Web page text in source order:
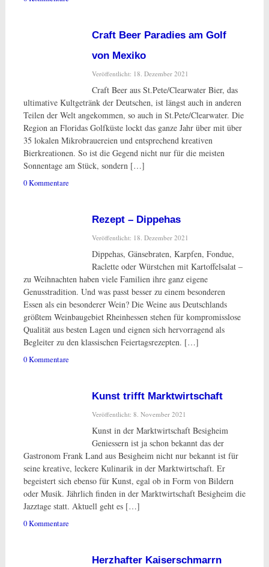
Craft Beer Paradies am Golf
von Mexiko
Veröffentlicht: 18. Dezember 2021
Craft Beer aus St.Pete/Clearwater Bier, das
ultimative Kultgetränk der Deutschen, ist längst auch in anderen
Teilen der Welt angekommen, so auch in St.Pete/Clearwater. Die
Region an Floridas Golfküste lockt das ganze Jahr über mit über
35 lokalen Mikrobrauereien und entsprechend kreativen
Bierkreationen. So ist die Gegend nicht nur für die meisten
Sonnentage am Stück, sondern […]
0 Kommentare
Rezept – Dippehas
Veröffentlicht: 18. Dezember 2021
Dippehas, Gänsebraten, Karpfen, Fondue,
Raclette oder Würstchen mit Kartoffelsalat –
zu Weihnachten haben viele Familien ihre ganz eigene
Genusstradition. Und was passt besser zu einem besonderen
Essen als ein besonderer Wein? Die Weine aus Deutschlands
größtem Weinbaugebiet Rheinhessen stehen für kompromisslose
Qualität aus besten Lagen und eignen sich hervorragend als
Begleiter zu den klassischen Feiertagsrezepten. […]
0 Kommentare
Kunst trifft Marktwirtschaft
Veröffentlicht: 8. November 2021
Kunst in der Marktwirtschaft Besigheim
Geniessern ist ja schon bekannt das der
Gastronom Frank Land aus Besigheim nicht nur bekannt ist für
seine kreative, leckere Kulinarik in der Marktwirtschaft. Er
begeistert sich ebenso für Kunst, egal ob in Form von Bildern
oder Musik. Jährlich finden in der Marktwirtschaft Besigheim die
Jazztage statt. Aktuell geht es […]
0 Kommentare
Herzhafter Kaiserschmarrn